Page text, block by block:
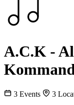
A.C.K -
3 Events 3